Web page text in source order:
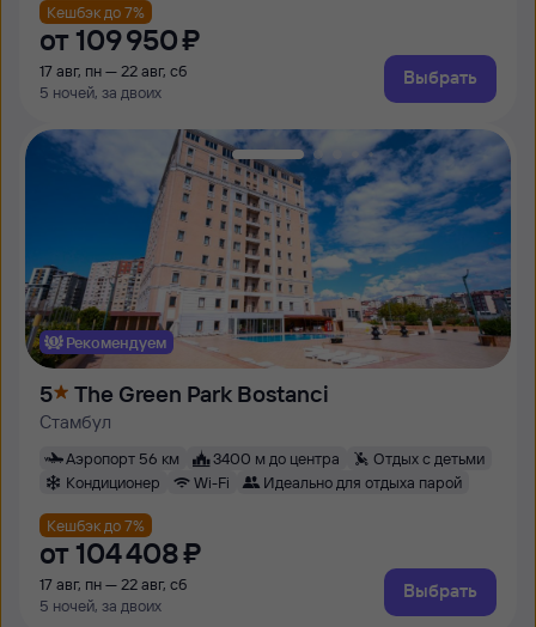
Кешбэк до 7%
от 109 ⁠950 ⁠₽
17 авг, пн — 22 авг, сб
5 ночей, за двоих
Выбрать
Рекомендуем
5 The Green Park Bostanci
Стамбул
Аэропорт 56 км 3400 м до центра
Отдых с детьми
Кондиционер
Wi-Fi Идеально для отдыха парой
Кешбэк до 7%
от 104 ⁠408 ⁠₽
17 авг, пн — 22 авг, сб
5 ночей, за двоих
Выбрать